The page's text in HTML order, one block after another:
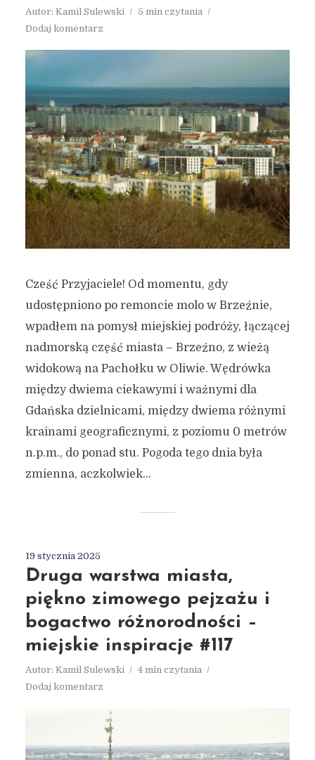
Autor: Kamil Sulewski
5 min czytania
Dodaj komentarz
Cześć Przyjaciele! Od momentu, gdy
udostępniono po remoncie molo w Brzeźnie,
wpadłem na pomysł miejskiej podróży, łączącej
nadmorską część miasta – Brzeźno, z wieżą
widokową na Pachołku w Oliwie. Wędrówka
między dwiema ciekawymi i ważnymi dla
Gdańska dzielnicami, między dwiema różnymi
krainami geograficznymi, z poziomu 0 metrów
n.p.m., do ponad stu. Pogoda tego dnia była
zmienna, aczkolwiek...
19 stycznia 2025
Druga warstwa miasta,
piękno zimowego pejzażu i
bogactwo różnorodności –
miejskie inspiracje #117
Autor: Kamil Sulewski
4 min czytania
Dodaj komentarz